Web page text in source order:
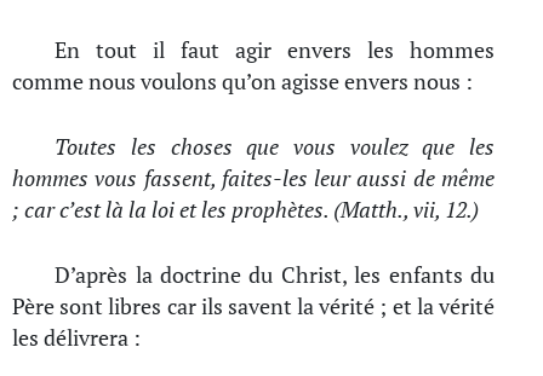
En tout il faut agir envers les hommes
comme nous voulons qu’on agisse envers nous :
Toutes les choses que vous voulez que les
hommes vous fassent, faites-les leur aussi de même
; car c’est là la loi et les prophètes. (Matth., vii, 12.)
D’après la doctrine du Christ, les enfants du
Père sont libres car ils savent la vérité ; et la vérité
les délivrera :